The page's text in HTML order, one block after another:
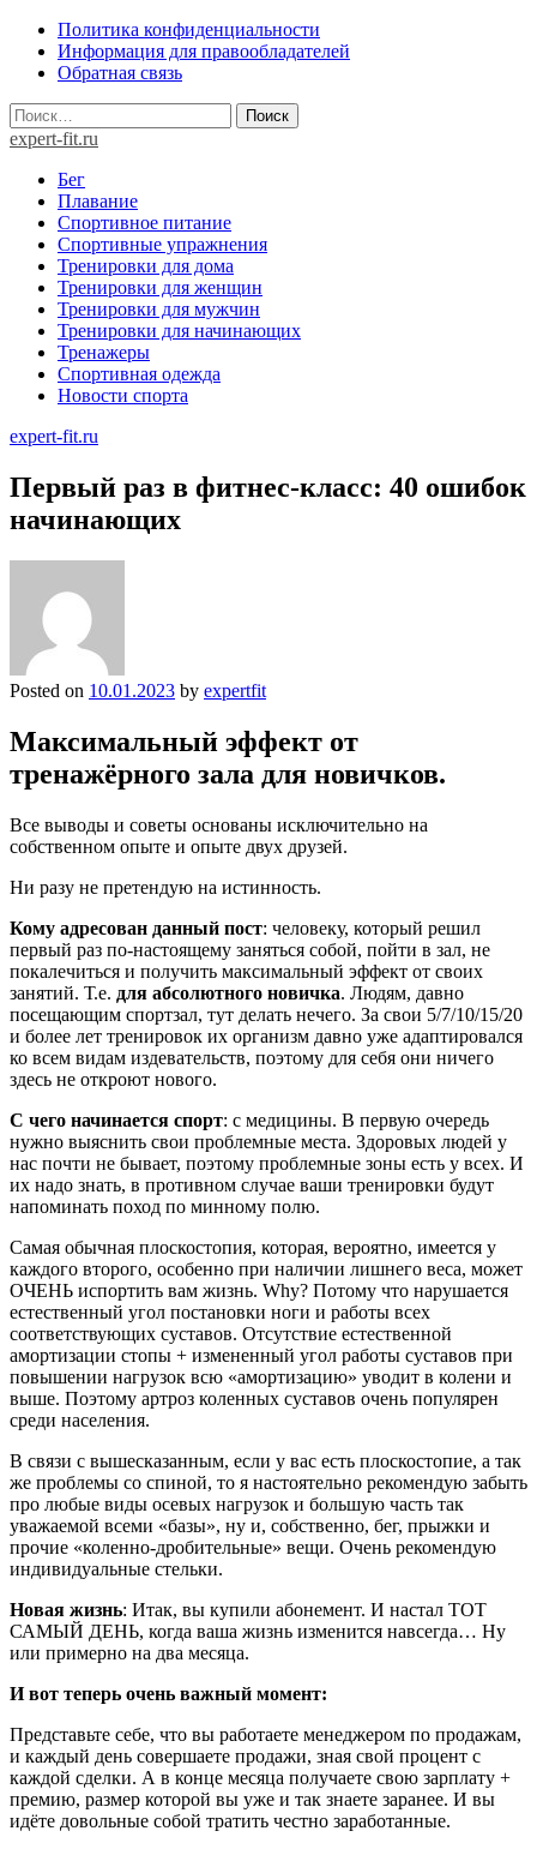
Skip
content
Политика конфиденциальности
Информация для правообладателей
Обратная связь
Найти:
expert-fit.ru
Бег
Плавание
Спортивное питание
Спортивные упражнения
Тренировки для дома
Тренировки для женщин
Тренировки для мужчин
Тренировки для начинающих
Тренажеры
Спортивная одежда
Новости спорта
expert-fit.ru
Первый раз в фитнес-класс: 40 ошибок
начинающих
Posted on 10.01.2023 by expertfit
Максимальный эффект от
тренажёрного зала для новичков. ⁠ ⁠
Все выводы и советы основаны исключительно на
собственном опыте и опыте двух друзей.
Ни разу не претендую на истинность.
Кому адресован данный пост: человеку, который решил
первый раз по-настоящему заняться собой, пойти в зал, не
покалечиться и получить максимальный эффект от своих
занятий. Т.е. для абсолютного новичка. Людям, давно
посещающим спортзал, тут делать нечего. За свои 5/7/10/15/20
и более лет тренировок их организм давно уже адаптировался
ко всем видам издевательств, поэтому для себя они ничего
здесь не откроют нового.
С чего начинается спорт: с медицины. В первую очередь
нужно выяснить свои проблемные места. Здоровых людей у
нас почти не бывает, поэтому проблемные зоны есть у всех. И
их надо знать, в противном случае ваши тренировки будут
напоминать поход по минному полю.
Самая обычная плоскостопия, которая, вероятно, имеется у
каждого второго, особенно при наличии лишнего веса, может
ОЧЕНЬ испортить вам жизнь. Why? Потому что нарушается
естественный угол постановки ноги и работы всех
соответствующих суставов. Отсутствие естественной
амортизации стопы + измененный угол работы суставов при
повышении нагрузок всю «амортизацию» уводит в колени и
выше. Поэтому артроз коленных суставов очень популярен
среди населения.
В связи с вышесказанным, если у вас есть плоскостопие, а так
же проблемы со спиной, то я настоятельно рекомендую забыть
про любые виды осевых нагрузок и большую часть так
уважаемой всеми «базы», ну и, собственно, бег, прыжки и
прочие «коленно-дробительные» вещи. Очень рекомендую
индивидуальные стельки.
Новая жизнь: Итак, вы купили абонемент. И настал ТОТ
САМЫЙ ДЕНЬ, когда ваша жизнь изменится навсегда… Ну
или примерно на два месяца.
И вот теперь очень важный момент:
Представьте себе, что вы работаете менеджером по продажам,
и каждый день совершаете продажи, зная свой процент с
каждой сделки. А в конце месяца получаете свою зарплату +
премию, размер которой вы уже и так знаете заранее. И вы
идёте довольные собой тратить честно заработанные.